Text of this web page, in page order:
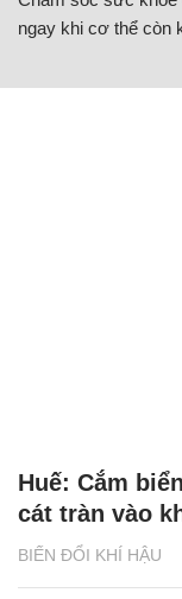
ngay khi cơ thể còn
BIẾN ĐỔI KHÍ HẬU
Huế: Cắm
cát tràn vào